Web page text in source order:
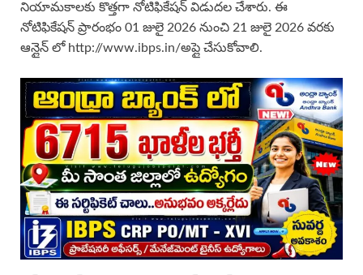
నియామకాలకు కొత్తగా నోటిఫికేషన్ విడుదల చేశారు. ఈ
నోటిఫికేషన్ ప్రారంభం 01 జులై 2026 నుంచి 21 జులై 2026 వరకు
ఆన్లైన్ లో http://www.ibps.in/అప్లై చేసుకోవాలి.